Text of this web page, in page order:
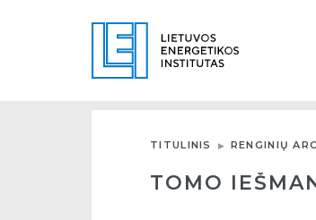
TITULINIS RENGINIŲ
TOMO